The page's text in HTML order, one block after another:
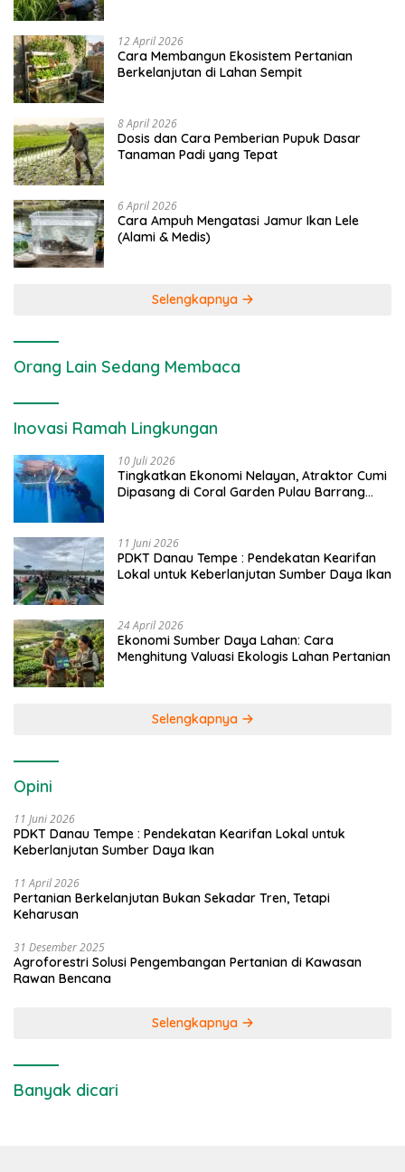
12 April 2026
Cara Membangun Ekosistem Pertanian
Berkelanjutan di Lahan Sempit
8 April 2026
Dosis dan Cara Pemberian Pupuk Dasar
Tanaman Padi yang Tepat
6 April 2026
Cara Ampuh Mengatasi Jamur Ikan Lele
(Alami & Medis)
Selengkapnya
Orang Lain Sedang Membaca
Inovasi Ramah Lingkungan
10 Juli 2026
Tingkatkan Ekonomi Nelayan, Atraktor Cumi
Dipasang di Coral Garden Pulau Barrang
11 Juni 2026
PDKT Danau Tempe : Pendekatan Kearifan
Lokal untuk Keberlanjutan Sumber Daya Ikan
24 April 2026
Ekonomi Sumber Daya Lahan: Cara
Menghitung Valuasi Ekologis Lahan Pertanian
Selengkapnya
Opini
11 Juni 2026
PDKT Danau Tempe : Pendekatan Kearifan Lokal untuk
Keberlanjutan Sumber Daya Ikan
11 April 2026
Pertanian Berkelanjutan Bukan Sekadar Tren, Tetapi
Keharusan
31 Desember 2025
Agroforestri Solusi Pengembangan Pertanian di Kawasan
Rawan Bencana
Selengkapnya
Banyak dicari